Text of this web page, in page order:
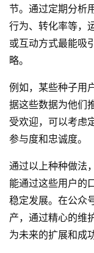
节。通过定期分析
行为、转化率等，
或互动方式最能吸
略。
例如，某些种子用
据这些数据为他们
受欢迎，可以考虑
参与度和忠诚度。
通过以上种种做法
能通过这些用户的
稳定发展。在公众
产，通过精心的维
为未来的扩展和成